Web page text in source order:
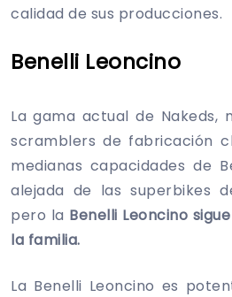
calidad de sus producciones.
Benelli Leoncino
La gama actual de Nakeds,
scramblers de fabricación
medianas capacidades de
alejada de las superbikes
pero la Benelli Leoncino
la familia.
La Benelli Leoncino es